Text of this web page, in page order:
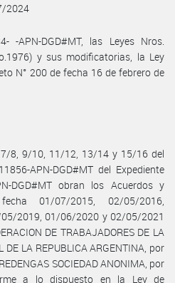
2024
-APN-DGD#MT, las Leyes Nros.
y sus modificatorias, la Ley
N° 200 de fecha 16 de febrero de
8, 9/10, 11/12, 13/14 y 15/16 del
APN-DGD#MT del Expediente
DGD#MT obran los Acuerdos y
01/07/2015, 02/05/2016,
2019, 01/06/2020 y 02/05/2021
DE TRABAJADORES DE LA
DE LA REPUBLICA ARGENTINA, por
SOCIEDAD ANONIMA, por
a lo dispuesto en la Ley de